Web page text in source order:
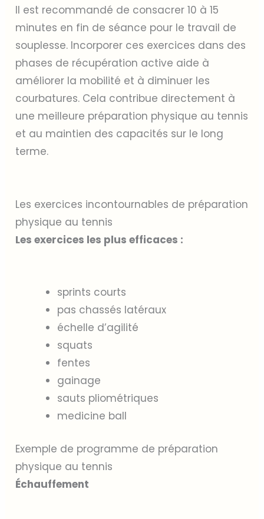
Il est recommandé de consacrer 10 à 15
minutes en fin de séance pour le travail de
souplesse. Incorporer ces exercices dans des
phases de récupération active aide à
améliorer la mobilité et à diminuer les
courbatures. Cela contribue directement à
une meilleure préparation physique au tennis
et au maintien des capacités sur le long
terme.
Les exercices incontournables de préparation
physique au tennis
Les exercices les plus efficaces :
sprints courts
pas chassés latéraux
échelle d’agilité
squats
fentes
gainage
sauts pliométriques
medicine ball
Exemple de programme de préparation
physique au tennis
Échauffement